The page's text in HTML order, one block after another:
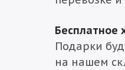
Бесплатное
Подарки
на нашем